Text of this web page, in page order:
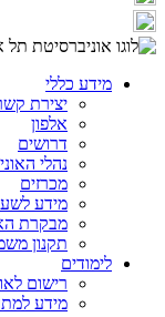
מידע כללי
יצירת
אלפון
דרושים
נהלי
מכרזים
מידע
מבקרת
תקנון
לימודים
רישום
מידע